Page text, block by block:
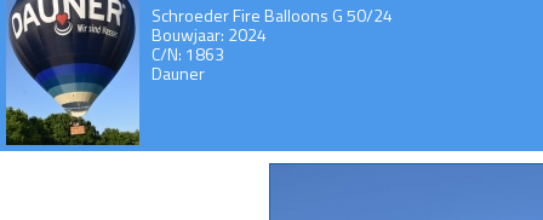
Schroeder Fire Balloons G 50/24
Bouwjaar: 2024
C/N: 1863
Dauner